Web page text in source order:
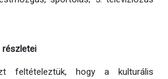
részletei
feltételeztük, hogy a kulturális